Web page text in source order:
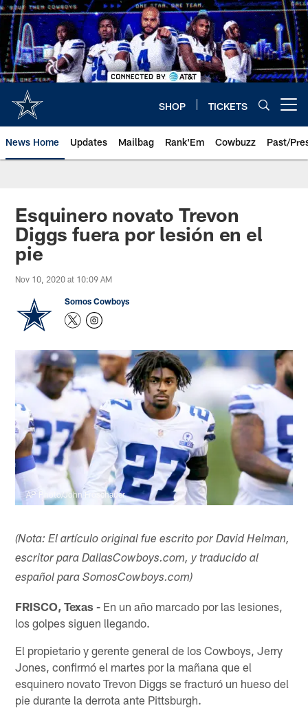
Skip
to
main
content
SHOP TICKETS
News Home Updates Mailbag Rank'Em Cowbuzz Past/
Esquinero novato Trevon
Diggs fuera por lesión en el
pie
Nov 10, 2020 at 10:09 AM
Somos Cowboys
AP Photo/John Froschauer
(Nota: El artículo original fue escrito por David Helman,
escritor para DallasCowboys.com, y traducido al
español para SomosCowboys.com)
FRISCO, Texas - En un año marcado por las lesiones,
los golpes siguen llegando.
El propietario y gerente general de los Cowboys, Jerry
Jones, confirmó el martes por la mañana que el
esquinero novato Trevon Diggs se fracturó un hueso del
pie durante la derrota ante Pittsburgh.